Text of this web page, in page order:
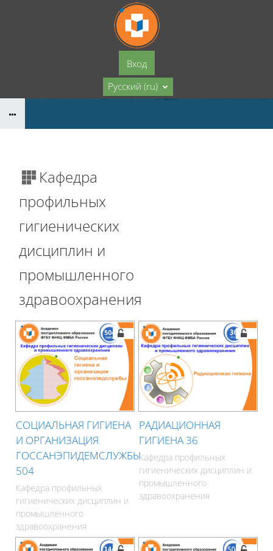
Перейти к основному содержанию
Вход
Русский ‎(ru)‎
Кафедра
профильных
гигиенических
дисциплин и
промышленного
здравоохранения
СОЦИАЛЬНАЯ ГИГИЕНА
И ОРГАНИЗАЦИЯ
ГОССАНЭПИДЕМСЛУЖБЫ
504
Кафедра профильных
гигиенических дисциплин и
промышленного
здравоохранения
РАДИАЦИОННАЯ
ГИГИЕНА 36
Кафедра профильных
гигиенических дисциплин и
промышленного
здравоохранения